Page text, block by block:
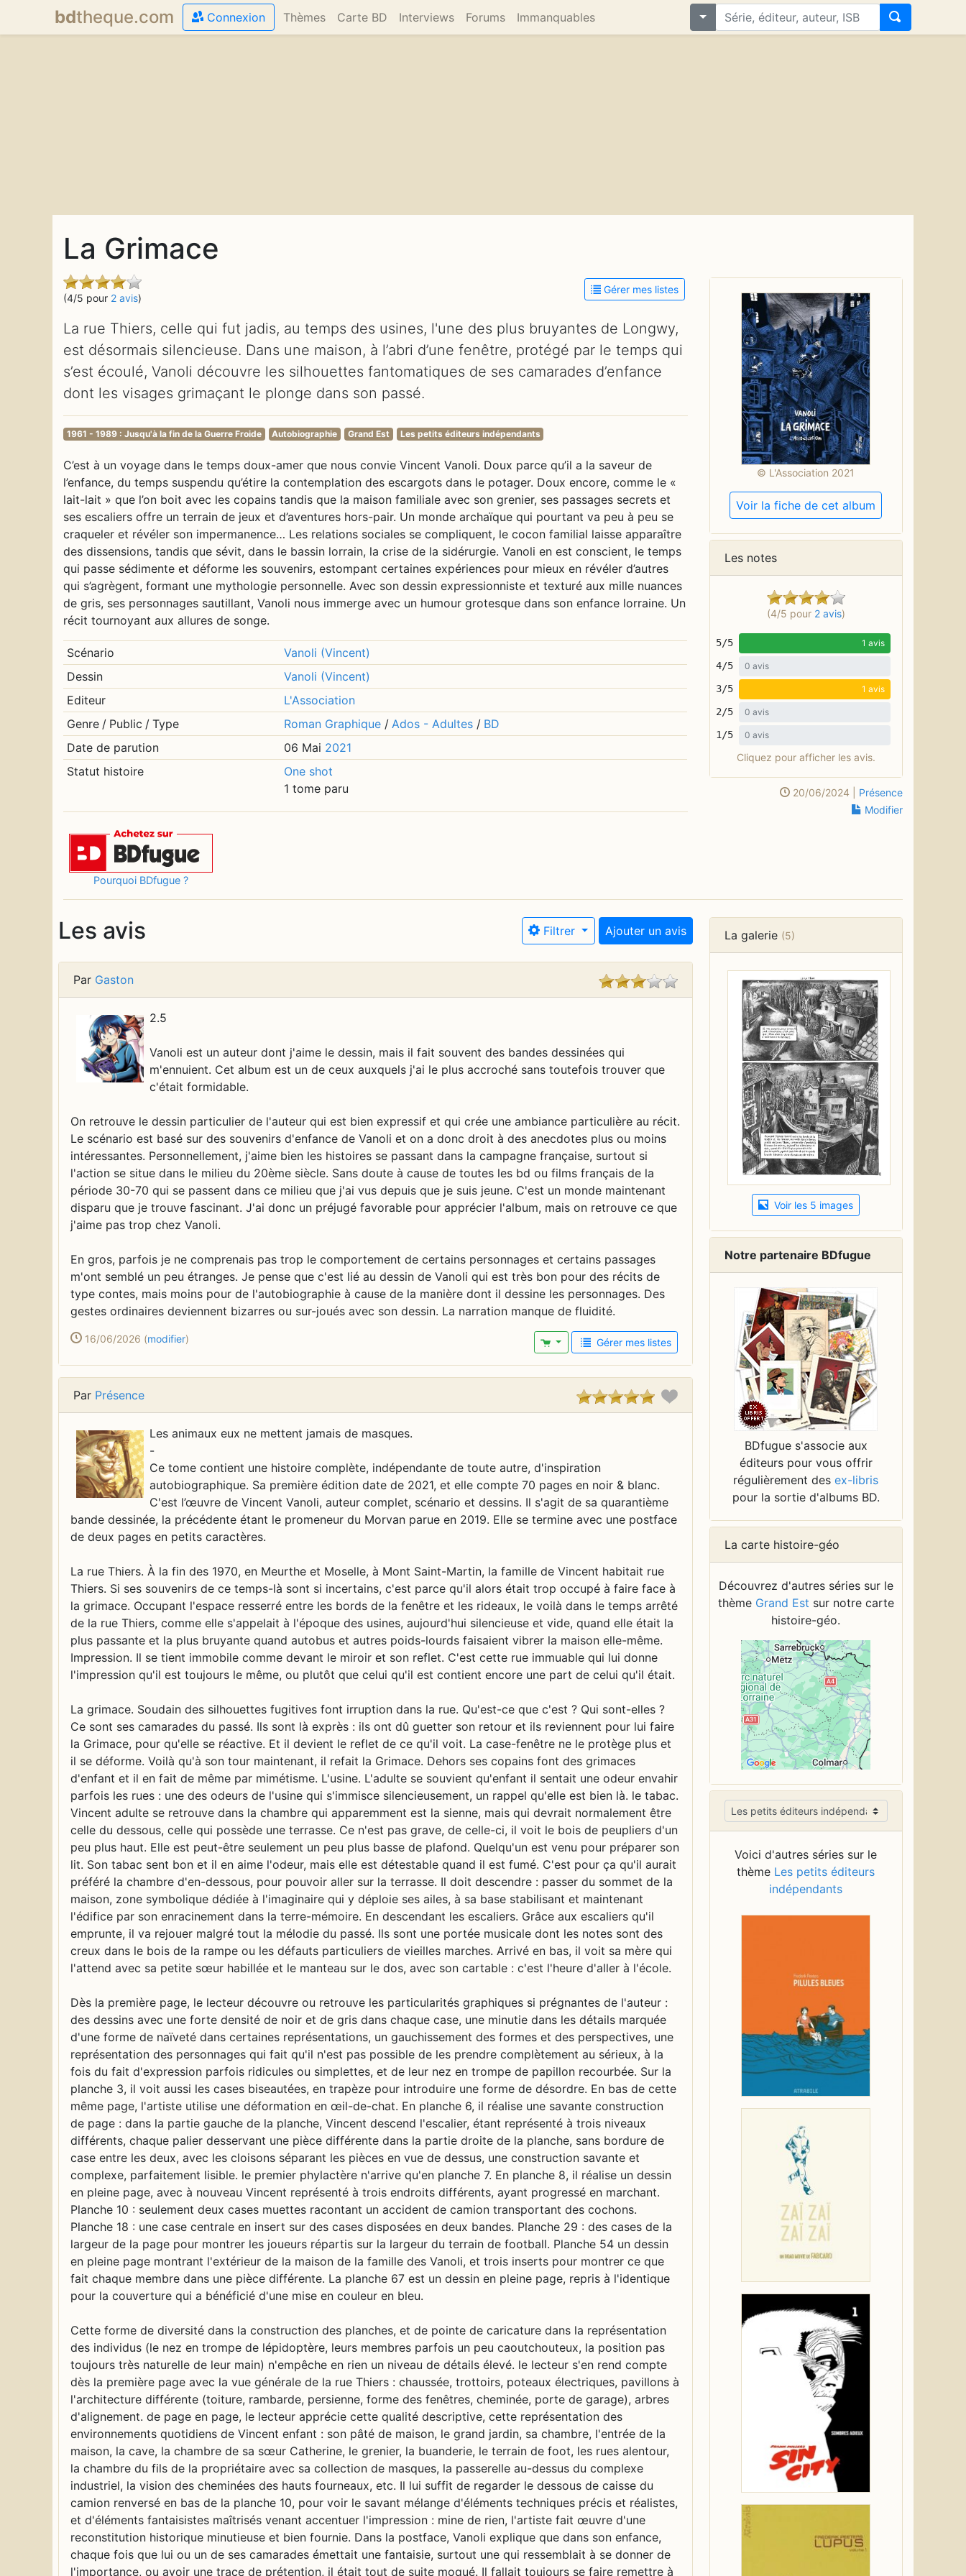
bdtheque.com Connexion Thèmes Carte BD Interviews Forums Immanquables
La Grimace
(4/5 pour 2 avis)
Gérer mes listes
La rue Thiers, celle qui fut jadis, au temps des usines, l'une des plus bruyantes de Longwy,
est désormais silencieuse. Dans une maison, à l’abri d’une fenêtre, protégé par le temps qui
s’est écoulé, Vanoli découvre les silhouettes fantomatiques de ses camarades d’enfance
dont les visages grimaçant le plonge dans son passé.
1961 - 1989 : Jusqu'à la fin de la Guerre Froide Autobiographie Grand Est Les petits éditeurs indépendants
C’est à un voyage dans le temps doux-amer que nous convie Vincent Vanoli. Doux parce qu’il a la saveur de
l’enfance, du temps suspendu qu’étire la contemplation des escargots dans le potager. Doux encore, comme le «
lait-lait » que l’on boit avec les copains tandis que la maison familiale avec son grenier, ses passages secrets et
ses escaliers offre un terrain de jeux et d’aventures hors-pair. Un monde archaïque qui pourtant va peu à peu se
craqueler et révéler son impermanence… Les relations sociales se compliquent, le cocon familial laisse apparaître
des dissensions, tandis que sévit, dans le bassin lorrain, la crise de la sidérurgie. Vanoli en est conscient, le temps
qui passe sédimente et déforme les souvenirs, estompant certaines expériences pour mieux en révéler d’autres
qui s’agrègent, formant une mythologie personnelle. Avec son dessin expressionniste et texturé aux mille nuances
de gris, ses personnages sautillant, Vanoli nous immerge avec un humour grotesque dans son enfance lorraine. Un
récit tournoyant aux allures de songe.
Scénario
Vanoli (Vincent)
Dessin
Vanoli (Vincent)
Editeur
L'Association
Genre / Public / Type Roman Graphique / Ados - Adultes / BD
Date de parution
06 Mai 2021
Statut histoire
One shot
1 tome paru
Pourquoi BDfugue ?
© L'Association 2021
Voir la fiche de cet album
Les notes
(4/5 pour 2 avis)
5/5 1 avis
4/5 0 avis
3/5 1 avis
2/5 0 avis
1/5 0 avis
Cliquez pour afficher les avis.
20/06/2024 | Présence
Modifier
Les avis Filtrer Ajouter un avis
Par Gaston
2.5
Vanoli est un auteur dont j'aime le dessin, mais il fait souvent des bandes dessinées qui
m'ennuient. Cet album est un de ceux auxquels j'ai le plus accroché sans toutefois trouver que
c'était formidable.
On retrouve le dessin particulier de l'auteur qui est bien expressif et qui crée une ambiance particulière au récit.
Le scénario est basé sur des souvenirs d'enfance de Vanoli et on a donc droit à des anecdotes plus ou moins
intéressantes. Personnellement, j'aime bien les histoires se passant dans la campagne française, surtout si
l'action se situe dans le milieu du 20ème siècle. Sans doute à cause de toutes les bd ou films français de la
période 30-70 qui se passent dans ce milieu que j'ai vus depuis que je suis jeune. C'est un monde maintenant
disparu que je trouve fascinant. J'ai donc un préjugé favorable pour apprécier l'album, mais on retrouve ce que
j'aime pas trop chez Vanoli.
En gros, parfois je ne comprenais pas trop le comportement de certains personnages et certains passages
m'ont semblé un peu étranges. Je pense que c'est lié au dessin de Vanoli qui est très bon pour des récits de
type contes, mais moins pour de l'autobiographie à cause de la manière dont il dessine les personnages. Des
gestes ordinaires deviennent bizarres ou sur-joués avec son dessin. La narration manque de fluidité.
16/06/2026 (modifier) Gérer mes listes
Par Présence
Les animaux eux ne mettent jamais de masques. - Ce tome contient une histoire complète, indépendante de toute autre, d'inspiration autobiographique. Sa première édition date de 2021, et elle compte 70 pages en noir & blanc. C'est l’œuvre de Vincent Vanoli, auteur complet, scénario et dessins. Il s'agit de sa quarantième bande dessinée, la précédente étant le promeneur du Morvan parue en 2019. Elle se termine avec une postface de deux pages en petits caractères. La rue Thiers. À la fin des 1970, en Meurthe et Moselle, à Mont Saint-Martin, la famille de Vincent habitait rue Thiers. Si ses souvenirs de ce temps-là sont si incertains, c'est parce qu'il alors était trop occupé à faire face à la grimace. Occupant l'espace resserré entre les bords de la fenêtre et les rideaux, le voilà dans le temps arrêté de la rue Thiers, comme elle s'appelait à l'époque des usines, aujourd'hui silencieuse et vide, quand elle était la plus passante et la plus bruyante quand autobus et autres poids-lourds faisaient vibrer la maison elle-même. Impression. Il se tient immobile comme devant le miroir et son reflet. C'est cette rue immuable qui lui donne l'impression qu'il est toujours le même, ou plutôt que celui qu'il est contient encore une part de celui qu'il était. La grimace. Soudain des silhouettes fugitives font irruption dans la rue. Qu'est-ce que c'est ? Qui sont-elles ? Ce sont ses camarades du passé. Ils sont là exprès : ils ont dû guetter son retour et ils reviennent pour lui faire la Grimace, pour qu'elle se réactive. Et il devient le reflet de ce qu'il voit. La case-fenêtre ne le protège plus et il se déforme. Voilà qu'à son tour maintenant, il refait la Grimace. Dehors ses copains font des grimaces d'enfant et il en fait de même par mimétisme. L'usine. L'adulte se souvient qu'enfant il sentait une odeur envahir parfois les rues : une des odeurs de l'usine qui s'immisce silencieusement, un rappel qu'elle est bien là. le tabac. Vincent adulte se retrouve dans la chambre qui apparemment est la sienne, mais qui devrait normalement être celle du dessous, celle qui possède une terrasse. Ce n'est pas grave, de celle-ci, il voit le bois de peupliers d'un peu plus haut. Elle est peut-être seulement un peu plus basse de plafond. Quelqu'un est venu pour préparer son lit. Son tabac sent bon et il en aime l'odeur, mais elle est détestable quand il est fumé. C'est pour ça qu'il aurait préféré la chambre d'en-dessous, pour pouvoir aller sur la terrasse. Il doit descendre : passer du sommet de la maison, zone symbolique dédiée à l'imaginaire qui y déploie ses ailes, à sa base stabilisant et maintenant l'édifice par son enracinement dans la terre-mémoire. En descendant les escaliers. Grâce aux escaliers qu'il emprunte, il va rejouer malgré tout la mélodie du passé. Ils sont une portée musicale dont les notes sont des creux dans le bois de la rampe ou les défauts particuliers de vieilles marches. Arrivé en bas, il voit sa mère qui l'attend avec sa petite sœur habillée et le manteau sur le dos, avec son cartable : c'est l'heure d'aller à l'école. Dès la première page, le lecteur découvre ou retrouve les particularités graphiques si prégnantes de l'auteur : des dessins avec une forte densité de noir et de gris dans chaque case, une minutie dans les détails marquée d'une forme de naïveté dans certaines représentations, un gauchissement des formes et des perspectives, une représentation des personnages qui fait qu'il n'est pas possible de les prendre complètement au sérieux, à la fois du fait d'expression parfois ridicules ou simplettes, et de leur nez en trompe de papillon recourbée. Sur la planche 3, il voit aussi les cases biseautées, en trapèze pour introduire une forme de désordre. En bas de cette même page, l'artiste utilise une déformation en œil-de-chat. En planche 6, il réalise une savante construction de page : dans la partie gauche de la planche, Vincent descend l'escalier, étant représenté à trois niveaux différents, chaque palier desservant une pièce différente dans la partie droite de la planche, sans bordure de case entre les deux, avec les cloisons séparant les pièces en vue de dessus, une construction savante et complexe, parfaitement lisible. le premier phylactère n'arrive qu'en planche 7. En planche 8, il réalise un dessin en pleine page, avec à nouveau Vincent représenté à trois endroits différents, ayant progressé en marchant. Planche 10 : seulement deux cases muettes racontant un accident de camion transportant des cochons. Planche 18 : une case centrale en insert sur des cases disposées en deux bandes. Planche 29 : des cases de la largeur de la page pour montrer les joueurs répartis sur la largeur du terrain de football. Planche 54 un dessin en pleine page montrant l'extérieur de la maison de la famille des Vanoli, et trois inserts pour montrer ce que fait chaque membre dans une pièce différente. La planche 67 est un dessin en pleine page, repris à l'identique pour la couverture qui a bénéficié d'une mise en couleur en bleu. Cette forme de diversité dans la construction des planches, et de pointe de caricature dans la représentation des individus (le nez en trompe de lépidoptère, leurs membres parfois un peu caoutchouteux, la position pas toujours très naturelle de leur main) n'empêche en rien un niveau de détails élevé. le lecteur s'en rend compte dès la première page avec la vue générale de la rue Thiers : chaussée, trottoirs, poteaux électriques, pavillons à l'architecture différente (toiture, rambarde, persienne, forme des fenêtres, cheminée, porte de garage), arbres d'alignement. de page en page, le lecteur apprécie cette qualité descriptive, cette représentation des environnements quotidiens de Vincent enfant : son pâté de maison, le grand jardin, sa chambre, l'entrée de la maison, la cave, la chambre de sa sœur Catherine, le grenier, la buanderie, le terrain de foot, les rues alentour, la chambre du fils de la propriétaire avec sa collection de masques, la passerelle au-dessus du complexe industriel, la vision des cheminées des hauts fourneaux, etc. Il lui suffit de regarder le dessous de caisse du camion renversé en bas de la planche 10, pour voir le savant mélange d'éléments techniques précis et réalistes, et d'éléments fantaisistes maîtrisés venant accentuer l'impression : mine de rien, l'artiste fait œuvre d'une reconstitution historique minutieuse et bien fournie. Dans la postface, Vanoli explique que dans son enfance, chaque fois que lui ou un de ses camarades émettait une fantaisie, surtout une qui ressemblait à se donner de l'importance, ou avoir une trace de prétention, il était tout de suite moqué. Il fallait toujours se faire remettre à place, et l'humour et l'ironie avaient vite fait de leur rabattre le caquet, leur faisant avoir honte d'avoir pu se croire plus malin. C'est pour ça que ses pages seront toujours noires, et sûrement aussi à cause de cet état d'esprit de moquerie permanente d'alors que les facéties grotesques y occuperont toujours une place. Dans cette même postface, l'auteur explique également qu'il se représente sous les traits d'un adulte archétypal car c'est celui adulte qui raconte et revit les scènes, alors quel intérêt de se redessiner enfant ? Cette bande dessinée relève donc des souvenirs d'enfance, entre 1975 et 1981, c'est-à-dire quand l'auteur avant entre 9 et 15 ans. Il explicite son objectif : une volonté nostalgique de faire revivre cette période. Mais tout s'est donc transformé dans son esprit et surtout pendant la conception car c'est bien au moment de dessiner les planches que lui viennent toujours les idées précisées, les solutions, les prises de position esthétiques : les choses qu'il écrit ou qu'il imagine avant se transforment quand il dessine sa page. de fait, le lecteur découvre bien des souvenirs d'enfance, en ayant conscience qu'ils ont été transformés par la mémoire, et retranscrits avec une pointe de dérision. En vrac : une expression étrange utilisée par sa mère pour saluer ses connaissances dans la rue (Pour rien, bonjour Madame), aller chercher le lait à la ferme, l'accident du camion transportant les cochons, le plaisir intense de boire la crème du lait, aller jouer au sous-sol, la crainte diffuse de la fermeture des usines, aller jouer dans le grand jardin, les après-midis d'automne passés à s'ennuyer dans le jardin, le père qui organise une aventure pour aller dans le grenier, un match de football interclasse, le souvenir de s'être perdu à quatre ans pour aller à l'école ménagère de sa mère, le visionnage du film le cuirassé Potemkine, les pollutions nocturnes, le paysage industriel, sa mère restant debout lors d'un repas chez la belle-famille en guise de protestation, etc. Ce sont des petits moments de l'enfance, des expériences universelles dans ce qu'elles apportent, et totalement spécifiques à l'enfance de l'auteur. Ces souvenirs sont aussi une reconstitution historique avec des artefacts culturels : Chéri Bibi (1976, 46 épisodes, 13mn), Croc-Blanc (1906) de Jack London (1876-1916), Capitaine Fracasse (1863) de Théophile Gautier (1811-1972), Pink Floyd, le Muppet Show, le cuirassé Potemkine (1925) de Sergueï Eisenstein (1898-1948), une représentation avortée des Fourberies de Scapin. En filigrane, c'est la perception inconsciente d'une réalité sociale, celle de l'industrie de la sidérurgie dans le bassin Lorrain à la fin des années 1970. Il est question de l'ampleur du bassin industriel, des usines qui composent le paysage, de la menace de leur fermeture dans une mesure non quantifiée et donc du chômage comme une épée de Damoclès. Les deux souvenirs les plus vivaces de l'enfant sont celui de marcher sur le dos de la bête, c'est-à-dire l'usine avec son odeur, son grondement qui se transmet au corps, ainsi qu'une journée où tout s'est arrêté (planche 55) où toute la population avait d'abord voulu s'isoler, comme honteuse d'avoir été frappée et trahie, avant d'oser sortir à nouveau pour réagir. le lecteur en déduit qu'il s'agit du 19 décembre 197
La galerie (5)
Voir les 5 images
Notre partenaire BDfugue
BDfugue s'associe aux
éditeurs pour vous offrir
régulièrement desex-libris
pour la sortie d'albums BD.
La carte histoire-géo
Découvrez d'autres séries sur le
thème Grand Est sur notre carte
histoire-géo.
Voici d'autres séries sur le
thème Les petits éditeurs
indépendants